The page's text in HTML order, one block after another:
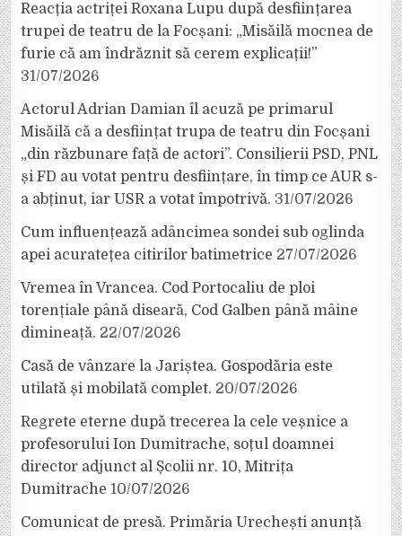
Reacția actriței Roxana Lupu după desființarea
trupei de teatru de la Focșani: „Misăilă mocnea de
furie că am îndrăznit să cerem explicații!”
31/07/2026
Actorul Adrian Damian îl acuză pe primarul
Misăilă că a desființat trupa de teatru din Focșani
„din răzbunare față de actori”. Consilierii PSD, PNL
și FD au votat pentru desființare, în timp ce AUR s-
a abținut, iar USR a votat împotrivă. 31/07/2026
Cum influențează adâncimea sondei sub oglinda
apei acuratețea citirilor batimetrice 27/07/2026
Vremea în Vrancea. Cod Portocaliu de ploi
torențiale până diseară, Cod Galben până mâine
dimineață. 22/07/2026
Casă de vânzare la Jariștea. Gospodăria este
utilată și mobilată complet. 20/07/2026
Regrete eterne după trecerea la cele veșnice a
profesorului Ion Dumitrache, soțul doamnei
director adjunct al Școlii nr. 10, Mitrița
Dumitrache 10/07/2026
Comunicat de presă. Primăria Urechești anunță